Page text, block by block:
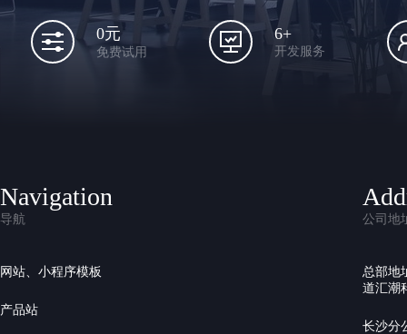
0元
免费试用
6+
开发服务
Navigation
导航
网站、小程序模板
产品站
公司地
总部地
道汇潮
长沙分